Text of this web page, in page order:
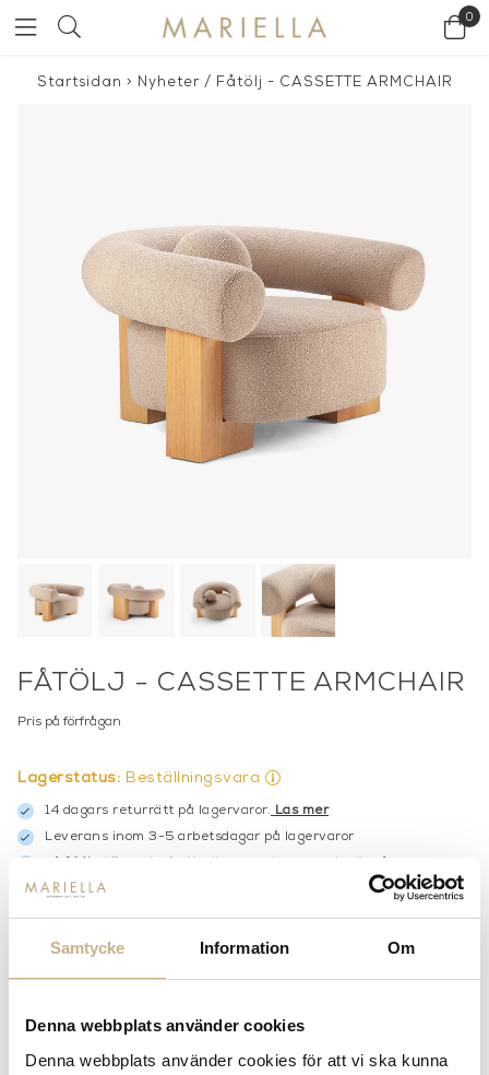
Samtycke Information Om
Denna webbplats använder cookies
Denna webbplats använder cookies för att vi ska kunna
0
Startsidan > Nyheter/ Fåtölj - CASSETTE ARMCHAIR
FÅTÖLJ - CASSETTE ARMCHAIR
Pris på förfrågan
Lagerstatus: Beställningsvara
14 dagars returrätt på lagervaror. Läs mer
Leverans inom 3-5 arbetsdagar på lagervaror
nyhetsbrev